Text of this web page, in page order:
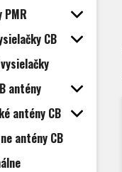
PMR
CB
antény
antény CB
antény CB